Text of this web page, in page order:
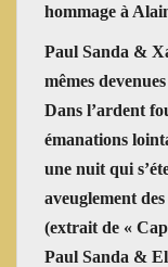
hommage à
Paul Sanda &
mêmes
Dans l’ardent
émanations
une nuit qui
aveuglement
(extrait de «
Paul Sanda &